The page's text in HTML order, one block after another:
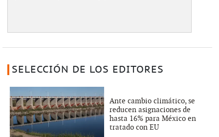
SELECCIÓN DE LOS EDITORES
Ante cambio climático, se
reducen asignaciones de
hasta 16% para México en
tratado con EU